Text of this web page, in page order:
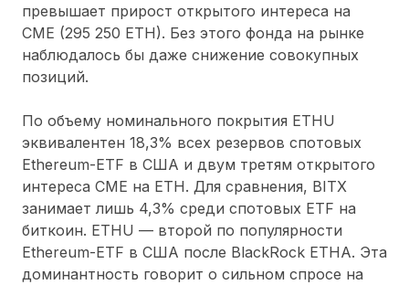
превышает прирост открытого интереса на
CME (295 250 ETH). Без этого фонда на рынке
наблюдалось бы даже снижение совокупных
позиций.
По объему номинального покрытия ETHU
эквивалентен 18,3% всех резервов спотовых
Ethereum-ETF в США и двум третям открытого
интереса CME на ETH. Для сравнения, BITX
занимает лишь 4,3% среди спотовых ETF на
биткоин. ETHU — второй по популярности
Ethereum-ETF в США после BlackRock ETHA. Эта
доминантность говорит о сильном спросе на